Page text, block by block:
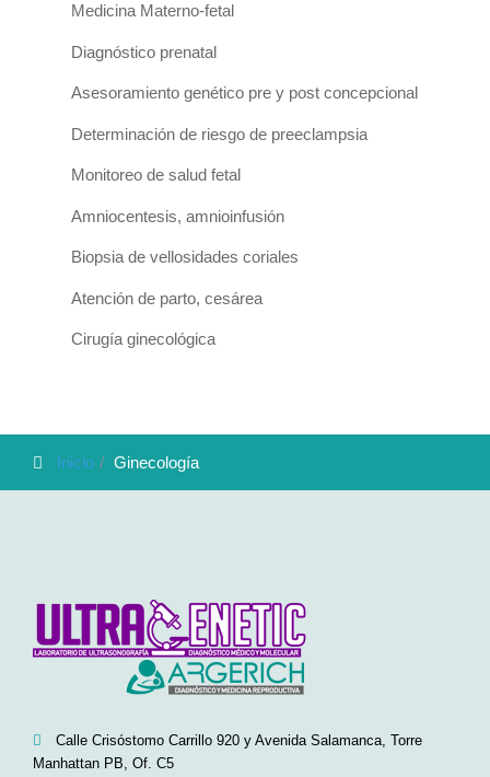
Medicina Materno-fetal
Diagnóstico prenatal
Asesoramiento genético pre y post concepcional
Determinación de riesgo de preeclampsia
Monitoreo de salud fetal
Amniocentesis, amnioinfusión
Biopsia de vellosidades coriales
Atención de parto, cesárea
Cirugía ginecológica
Inicio Ginecología
Calle Crisóstomo Carrillo 920 y Avenida Salamanca, Torre
Manhattan PB, Of. C5